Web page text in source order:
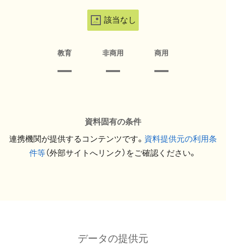
該当なし
教育 非商用 商用
資料固有の条件
連携機関が提供するコンテンツです。 資料提供元の利用条
件等（外部サイトへリンク）をご確認ください。
データの提供元